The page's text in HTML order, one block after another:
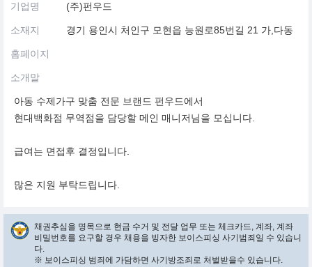
기업명 (주)펀우드
소재지 경기 용인시 처인구 모현읍 능원로85번길 21 가,다동
홈페이지
소개말
아동 수제가구 맞춤 전문 브랜드 펀우드에서
현대백화점 무역점을 담당할 메인 매니저님을 모십니다.
급여는 면접후 결정입니다.
많은 지원 부탁드립니다.
채권추심을 명목으로 현금 수거 및 전달 업무 또는 체크카드, 계좌, 계좌
비밀번호를 요구할 경우 채용을 빙자한 보이스피싱 사기범죄일 수 있습니
다.
※ 보이스피싱 범죄에 가담하면 사기방조죄로 처벌받을수 있습니다.